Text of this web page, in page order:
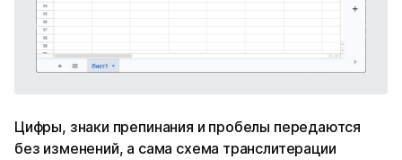
Цифры, знаки препинания и пробелы передаются
без изменений, а сама схема транслитерации